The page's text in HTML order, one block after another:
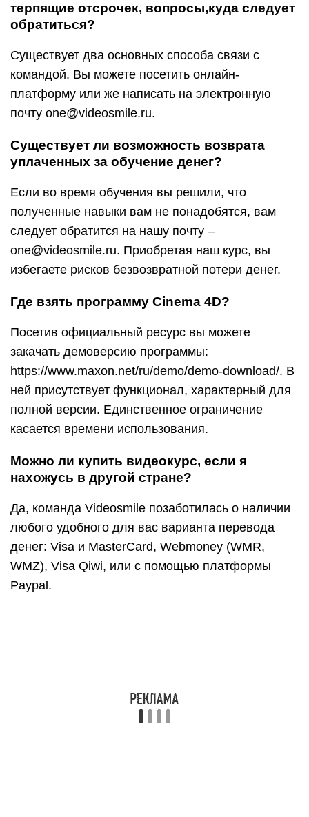
терпящие отсрочек, вопросы,куда следует
обратиться?
Существует два основных способа связи с
командой. Вы можете посетить онлайн-
платформу или же написать на электронную
почту one@videosmile.ru.
Существует ли возможность возврата
уплаченных за обучение денег?
Если во время обучения вы решили, что
полученные навыки вам не понадобятся, вам
следует обратится на нашу почту –
one@videosmile.ru. Приобретая наш курс, вы
избегаете рисков безвозвратной потери денег.
Где взять программу Cinema 4D?
Посетив официальный ресурс вы можете
закачать демоверсию программы:
https://www.maxon.net/ru/demo/demo-download/. В
ней присутствует функционал, характерный для
полной версии. Единственное ограничение
касается времени использования.
Можно ли купить видеокурс, если я
нахожусь в другой стране?
Да, команда Videosmile позаботилась о наличии
любого удобного для вас варианта перевода
денег: Visa и MasterCard, Webmoney (WMR,
WMZ), Visa Qiwi, или с помощью платформы
Paypal.
равно останутся неосвещенные области.